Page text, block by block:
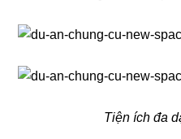
Tiện ích đa